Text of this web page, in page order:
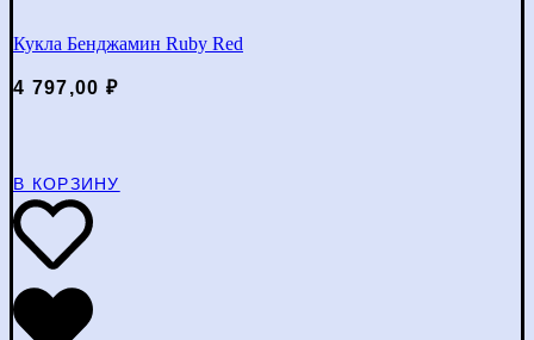
Кукла Бенджамин Ruby Red
4 797,00 ₽
В КОРЗИНУ